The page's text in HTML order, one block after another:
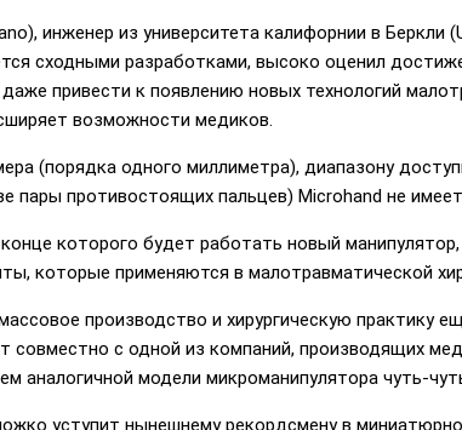
инженер из университета калифорнии в Беркли
сходными разработками, высоко оценил
привести к появлению новых технологий
возможности медиков.
(порядка одного миллиметра), диапазону
пары противостоящих пальцев) Microhand не
которого будет работать новый
которые применяются в малотравматической
производство и хирургическую практику
совместно с одной из компаний, производящих
аналогичной модели микроманипулятора чуть-
уступит нынешнему рекордсмену в